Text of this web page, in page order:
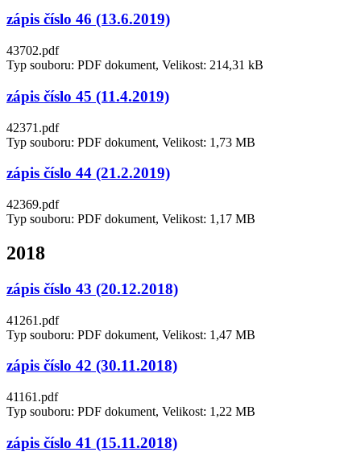
zápis číslo 46 (13.6.2019)
43702.pdf
Typ souboru: PDF dokument, Velikost: 214,31 kB
zápis číslo 45 (11.4.2019)
42371.pdf
Typ souboru: PDF dokument, Velikost: 1,73 MB
zápis číslo 44 (21.2.2019)
42369.pdf
Typ souboru: PDF dokument, Velikost: 1,17 MB
2018
zápis číslo 43 (20.12.2018)
41261.pdf
Typ souboru: PDF dokument, Velikost: 1,47 MB
zápis číslo 42 (30.11.2018)
41161.pdf
Typ souboru: PDF dokument, Velikost: 1,22 MB
zápis číslo 41 (15.11.2018)